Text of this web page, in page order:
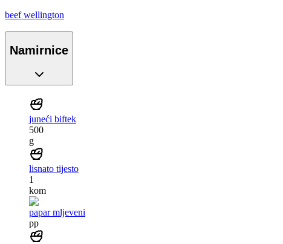
beef wellington
Namirnice
juneći biftek
500
g
lisnato tijesto
1
kom
papar mljeveni
pp